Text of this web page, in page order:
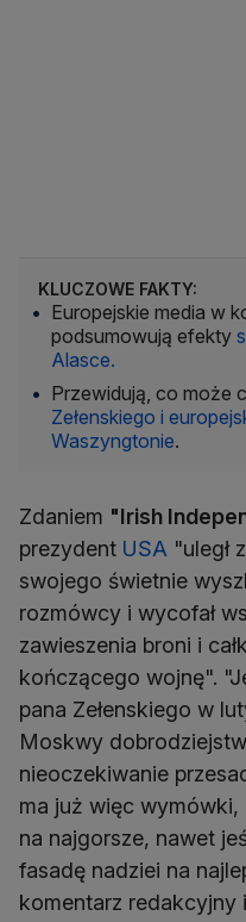
KLUCZOWE FAKTY:
Europejskie media w
podsumowują efekty
Alasce.
Przewidują, co może
Zełenskiego i
Waszyngtonie.
Zdaniem "Irish
prezydent USA "uległ
swojego świetnie
rozmówcy i wycofał
zawieszenia broni i
kończącego wojnę".
pana Zełenskiego w
Moskwy
nieoczekiwanie
ma już więc
na najgorsze, nawet
fasadę nadziei na
komentarz redakcyjny